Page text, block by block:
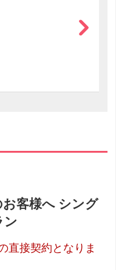
客様へ シング
ン
直接契約となりま